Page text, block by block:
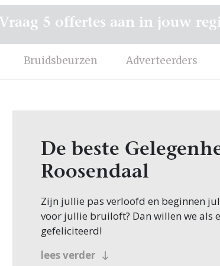
Bruidsbeurzen Adverteerders
Vraag 5 offertes aan in jouw
De beste
Roosendaal
Zijn jullie pas verloofd en beginnen
voor jullie bruiloft? Dan willen we als
gefeliciteerd!
Veel bruidsparen beginnen hun
lees verder